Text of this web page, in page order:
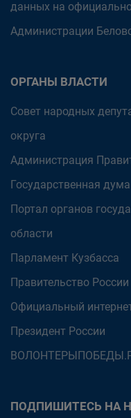
данных на
Администрации
ОРГАНЫ ВЛАСТИ
Совет народных
округа
Администрация
Государственная
Портал органов
области
Парламент Кузбасса
Правительство России
Официальный
Президент России
ПОДПИШИТЕСЬ НА